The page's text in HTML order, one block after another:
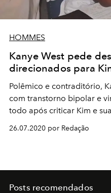
HOMMES
Kanye West pede
direcionados para
Polêmico e contraditório,
com transtorno bipolar e
todo após criticar Kim e
26.07.2020 por Redação
Posts recomendados